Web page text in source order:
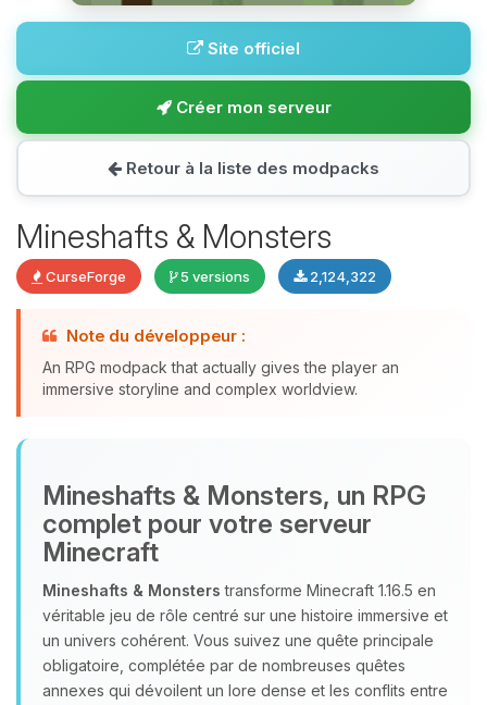
Site officiel
Créer mon serveur
Retour à la liste des modpacks
Mineshafts & Monsters
CurseForge 5 versions 2,124,322
Note du développeur :
An RPG modpack that actually gives the player an
immersive storyline and complex worldview.
Mineshafts & Monsters, un RPG
complet pour votre serveur
Minecraft
Mineshafts & Monsters transforme Minecraft 1.16.5 en
véritable jeu de rôle centré sur une histoire immersive et
un univers cohérent. Vous suivez une quête principale
obligatoire, complétée par de nombreuses quêtes
annexes qui dévoilent un lore dense et les conflits entre
Youpi, enfin quelqu’un pour me
petits circuits pour t’aider.
07/08/2026 à 10:08